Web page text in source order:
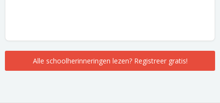
Alle schoolherinneringen lezen? Registreer gratis!